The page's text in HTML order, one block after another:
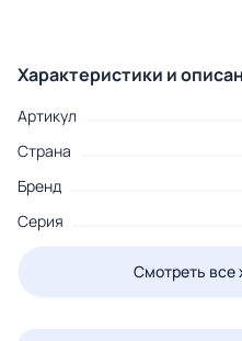
Характеристики и
Артикул
Страна
Бренд
Серия
Смотреть все